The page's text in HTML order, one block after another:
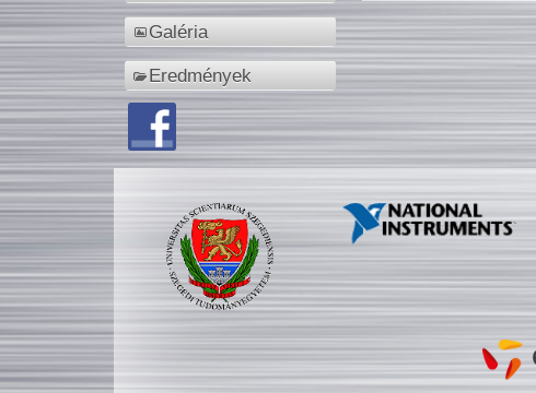
Galéria
Eredmények